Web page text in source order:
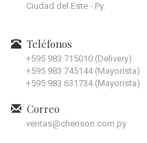
Ciudad del Este - Py.
Teléfonos
+595 983 715010 (Delivery)
+595 983 745144 (Mayorista)
+595 983 631734 (Mayorista)
Correo
ventas@chenson.com.py